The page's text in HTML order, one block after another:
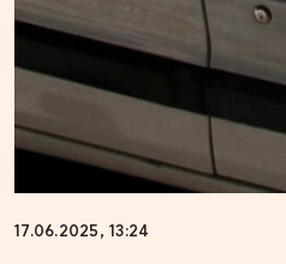
17.06.2025, 13:24